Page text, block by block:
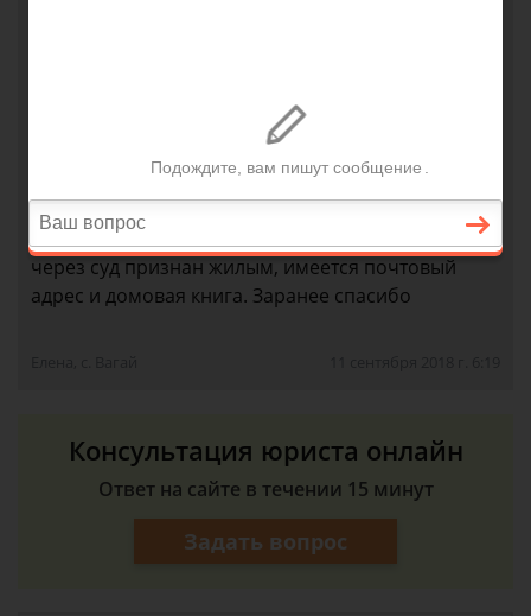
объект недвижимости с видами разрешенного
использования "Для иных видов жилой
застройки". Мой покупатель является
ипотечником, может ли данное обременение
повлиять на решение банка одобрить сделку. Дом
через суд признан жилым, имеется почтовый
адрес и домовая книга. Заранее спасибо
Консультация юриста онлайн
Ответ на сайте в течении 15 минут
Задать вопрос